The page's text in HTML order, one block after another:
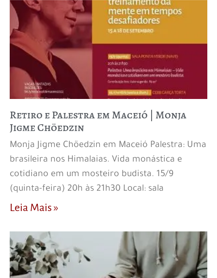
Retiro e Palestra em Maceió | Monja
Jigme Chöedzin
Monja Jigme Chöedzin em Maceió Palestra: Uma
brasileira nos Himalaias. Vida monástica e
cotidiano em um mosteiro budista. 15/9
(quinta-feira) 20h às 21h30 Local: sala
Leia Mais »